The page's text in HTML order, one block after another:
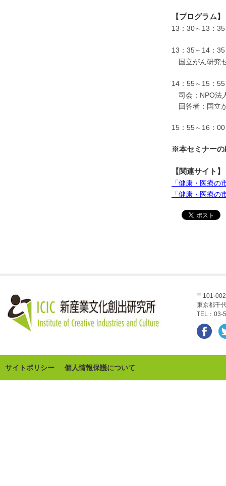
【プログラム】
13：30～13：
13：35～14：
国立がん研究
14：55～15：
司会：NPO法
回答者：国立
15：55～16：
※本セミナーの
【関連サイト】
「健康・医療
「健康・医療
〒101-
東京都千
TEL：
サイトポリシー 個人情報保護について